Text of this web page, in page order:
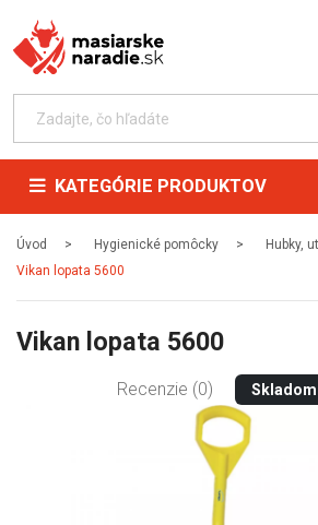
KATEGÓRIE PRODUKTOV
Úvod Hygienické pomôcky
Hubky,
Vikan lopata 5600
Vikan lopata 5600
Recenzie (0)